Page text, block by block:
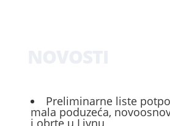
Preliminarne liste
mala poduzeća,
i obrte u Livnu